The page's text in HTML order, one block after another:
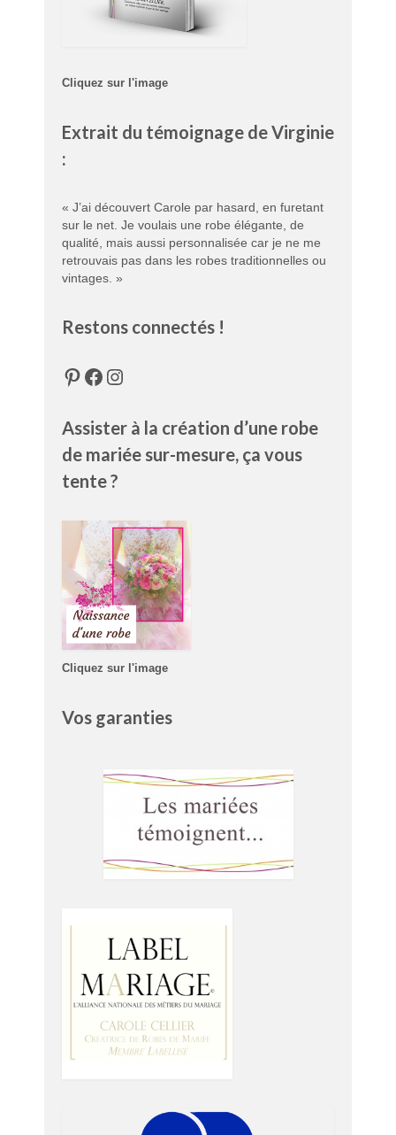
Cliquez sur l'image
Extrait du témoignage de Virginie
:
« J’ai découvert Carole par hasard, en furetant
sur le net. Je voulais une robe élégante, de
qualité, mais aussi personnalisée car je ne me
retrouvais pas dans les robes traditionnelles ou
vintages. »
Restons connectés !
Pinterest
Facebook
Instagram
Assister à la création d’une robe
de mariée sur-mesure, ça vous
tente ?
Cliquez sur l'image
Vos garanties